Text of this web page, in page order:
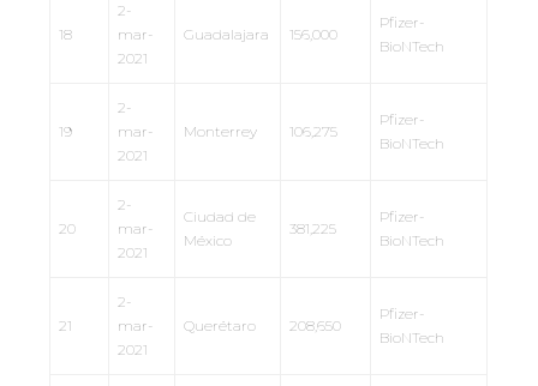
18
2-
mar-
2021
Guadalajara 156,000
Pfizer-
BioNTech
19
2-
mar-
2021
Monterrey 106,275
Pfizer-
BioNTech
20
2-
mar-
2021
Ciudad de
México
381,225
Pfizer-
BioNTech
21
2-
mar-
2021
Querétaro 208,650
Pfizer-
BioNTech